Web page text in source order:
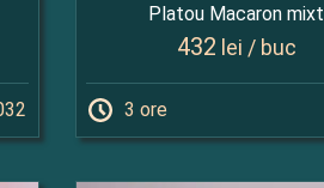
Platou Macaron mixt
432 lei / buc
3 ore